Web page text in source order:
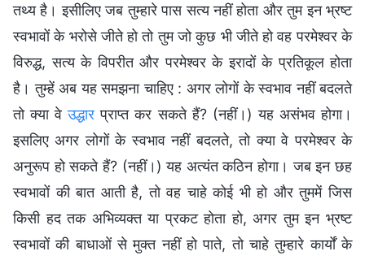
तथ्य है। इसीलिए जब तुम्हारे पास सत्य नहीं होता और तुम इन भ्रष्ट
स्वभावों के भरोसे जीते हो तो तुम जो कुछ भी जीते हो वह परमेश्वर के
विरुद्ध, सत्य के विपरीत और परमेश्वर के इरादों के प्रतिकूल होता
है। तुम्हें अब यह समझना चाहिए : अगर लोगों के स्वभाव नहीं बदलते
तो क्या वेउद्धार प्राप्त कर सकते हैं? (नहीं।) यह असंभव होगा।
इसलिए अगर लोगों के स्वभाव नहीं बदलते, तो क्या वे परमेश्वर के
अनुरूप हो सकते हैं? (नहीं।) यह अत्यंत कठिन होगा। जब इन छह
स्वभावों की बात आती है, तो वह चाहे कोई भी हो और तुममें जिस
किसी हद तक अभिव्यक्त या प्रकट होता हो, अगर तुम इन भ्रष्ट
स्वभावों की बाधाओं से मुक्त नहीं हो पाते, तो चाहे तुम्हारे कार्यों के